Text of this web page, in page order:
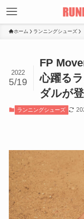
ホーム ランニングシューズ
FP
心躍る
ダルが
2022
5/19
ランニングシューズ